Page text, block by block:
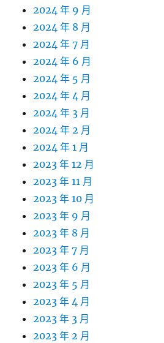
2024 年 9 月
2024 年 8 月
2024 年 7 月
2024 年 6 月
2024 年 5 月
2024 年 4 月
2024 年 3 月
2024 年 2 月
2024 年 1 月
2023 年 12 月
2023 年 11 月
2023 年 10 月
2023 年 9 月
2023 年 8 月
2023 年 7 月
2023 年 6 月
2023 年 5 月
2023 年 4 月
2023 年 3 月
2023 年 2 月